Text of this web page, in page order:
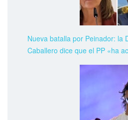
Nueva batalla por Peinador: la
Caballero dice que el PP «ha